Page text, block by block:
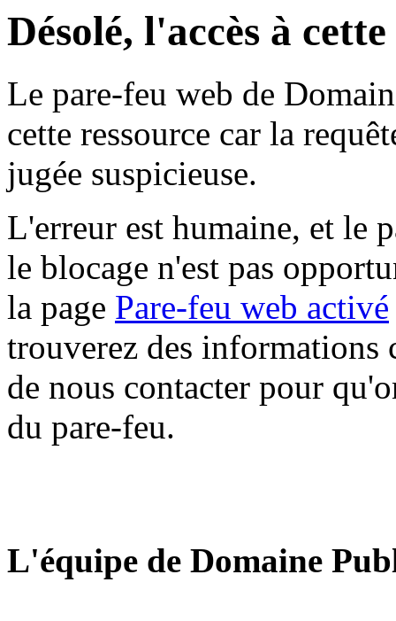
Désolé, l'accès à
Le pare-feu web de
cette ressource car la
jugée suspicieuse.
L'erreur est humaine, et le
le blocage n'est pas
la page Pare-feu web activé
trouverez des informations
de nous contacter pour
du pare-feu.
L'équipe de Domaine